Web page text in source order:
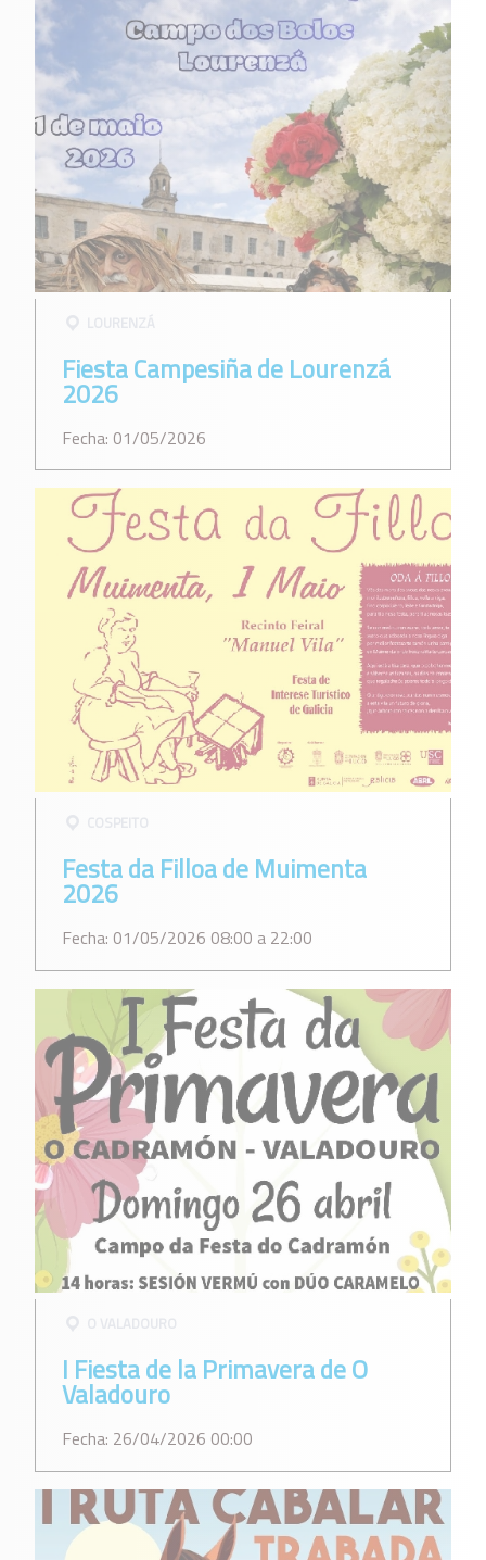
LOURENZÁ
Fiesta Campesiña de Lourenzá
2026
Fecha: 01/05/2026
COSPEITO
Festa da Filloa de Muimenta
2026
Fecha: 01/05/2026 08:00 a 22:00
O VALADOURO
I Fiesta de la Primavera de O
Valadouro
Fecha: 26/04/2026 00:00